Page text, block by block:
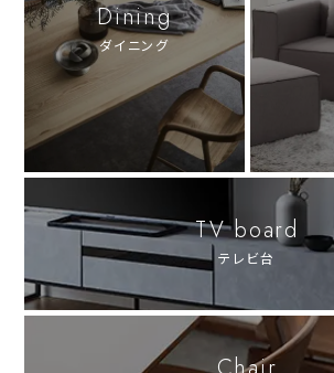
Dining
ダイニング
TV board
テレビ台